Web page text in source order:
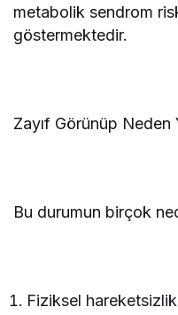
metabolik sendrom
göstermektedir.
Zayıf Görünüp Neden
Bu durumun birçok
Fiziksel hareketsizlik